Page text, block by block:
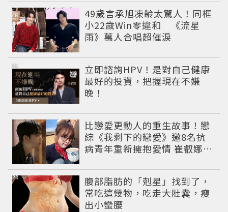
49歲言承旭凍齡太驚人！同框
小22歲Win零違和 《流星
雨》萬人合唱超催淚
立即諮詢HPV！是對自己健康
最好的投資，把握現在不嫌
晚！
PR
比戀愛更動人的重生故事！戀
綜《我剩下的戀愛》邀8名抗
病青年重新擁抱愛情 崔叡娜淚
腹部脂肪的「剋星」找到了，
常吃這幾物，吃走大肚囊，瘦
出小蠻腰
PR